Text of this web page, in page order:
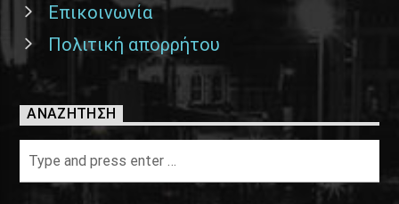
Επικοινωνία
Πολιτική απορρήτου
ΑΝΑΖΉΤΗΣΗ